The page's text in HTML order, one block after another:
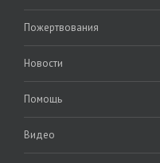
Пожертвования
Новости
Помощь
Видео